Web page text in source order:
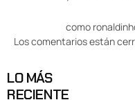
como
Los comentarios están
LO MÁS
RECIENTE